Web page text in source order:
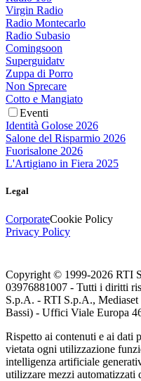
Virgin Radio
Radio Montecarlo
Radio Subasio
Comingsoon
Superguidatv
Zuppa di Porro
Non Sprecare
Cotto e Mangiato
Eventi
Identità Golose 2026
Salone del Risparmio 2026
Fuorisalone 2026
L'Artigiano in Fiera 2025
Legal
CorporateCookie Policy
Privacy Policy
Copyright © 1999-2026 RTI
03976881007 - Tutti i diritti
S.p.A. - RTI S.p.A., Mediaset
Bassi) - Uffici Viale Europa
Rispetto ai contenuti e ai dati
vietata ogni utilizzazione
intelligenza artificiale
utilizzare mezzi automatizzati